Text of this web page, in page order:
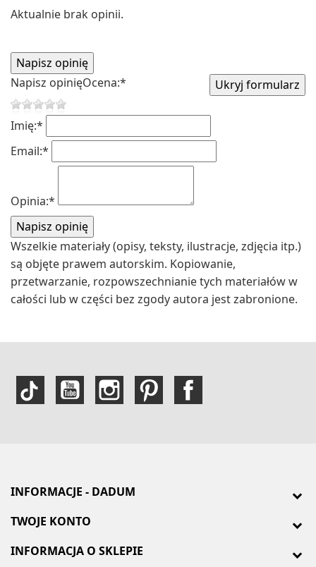
Aktualnie brak opinii.
Napisz opinięOcena:*
Imię:*
Email:*
Opinia:*
Wszelkie materiały (opisy, teksty, ilustracje, zdjęcia itp.)
są objęte prawem autorskim. Kopiowanie,
przetwarzanie, rozpowszechnianie tych materiałów w
całości lub w części bez zgody autora jest zabronione.
INFORMACJE - DADUM
TWOJE KONTO
INFORMACJA O SKLEPIE